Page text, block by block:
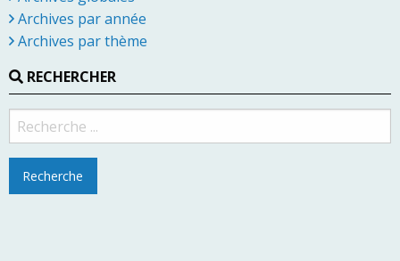
Archives par année
Archives par thème
RECHERCHER